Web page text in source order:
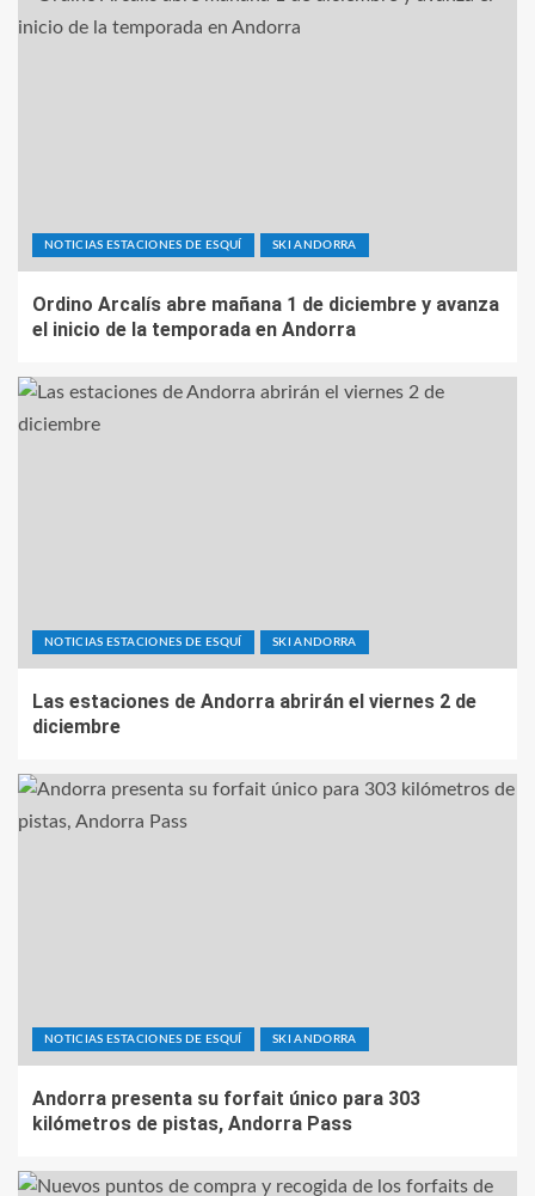
NOTICIAS ESTACIONES DE ESQUÍ SKI ANDORRA
Ordino Arcalís abre mañana 1 de diciembre y avanza
el inicio de la temporada en Andorra
NOTICIAS ESTACIONES DE ESQUÍ SKI ANDORRA
Las estaciones de Andorra abrirán el viernes 2 de
diciembre
NOTICIAS ESTACIONES DE ESQUÍ SKI ANDORRA
Andorra presenta su forfait único para 303
kilómetros de pistas, Andorra Pass